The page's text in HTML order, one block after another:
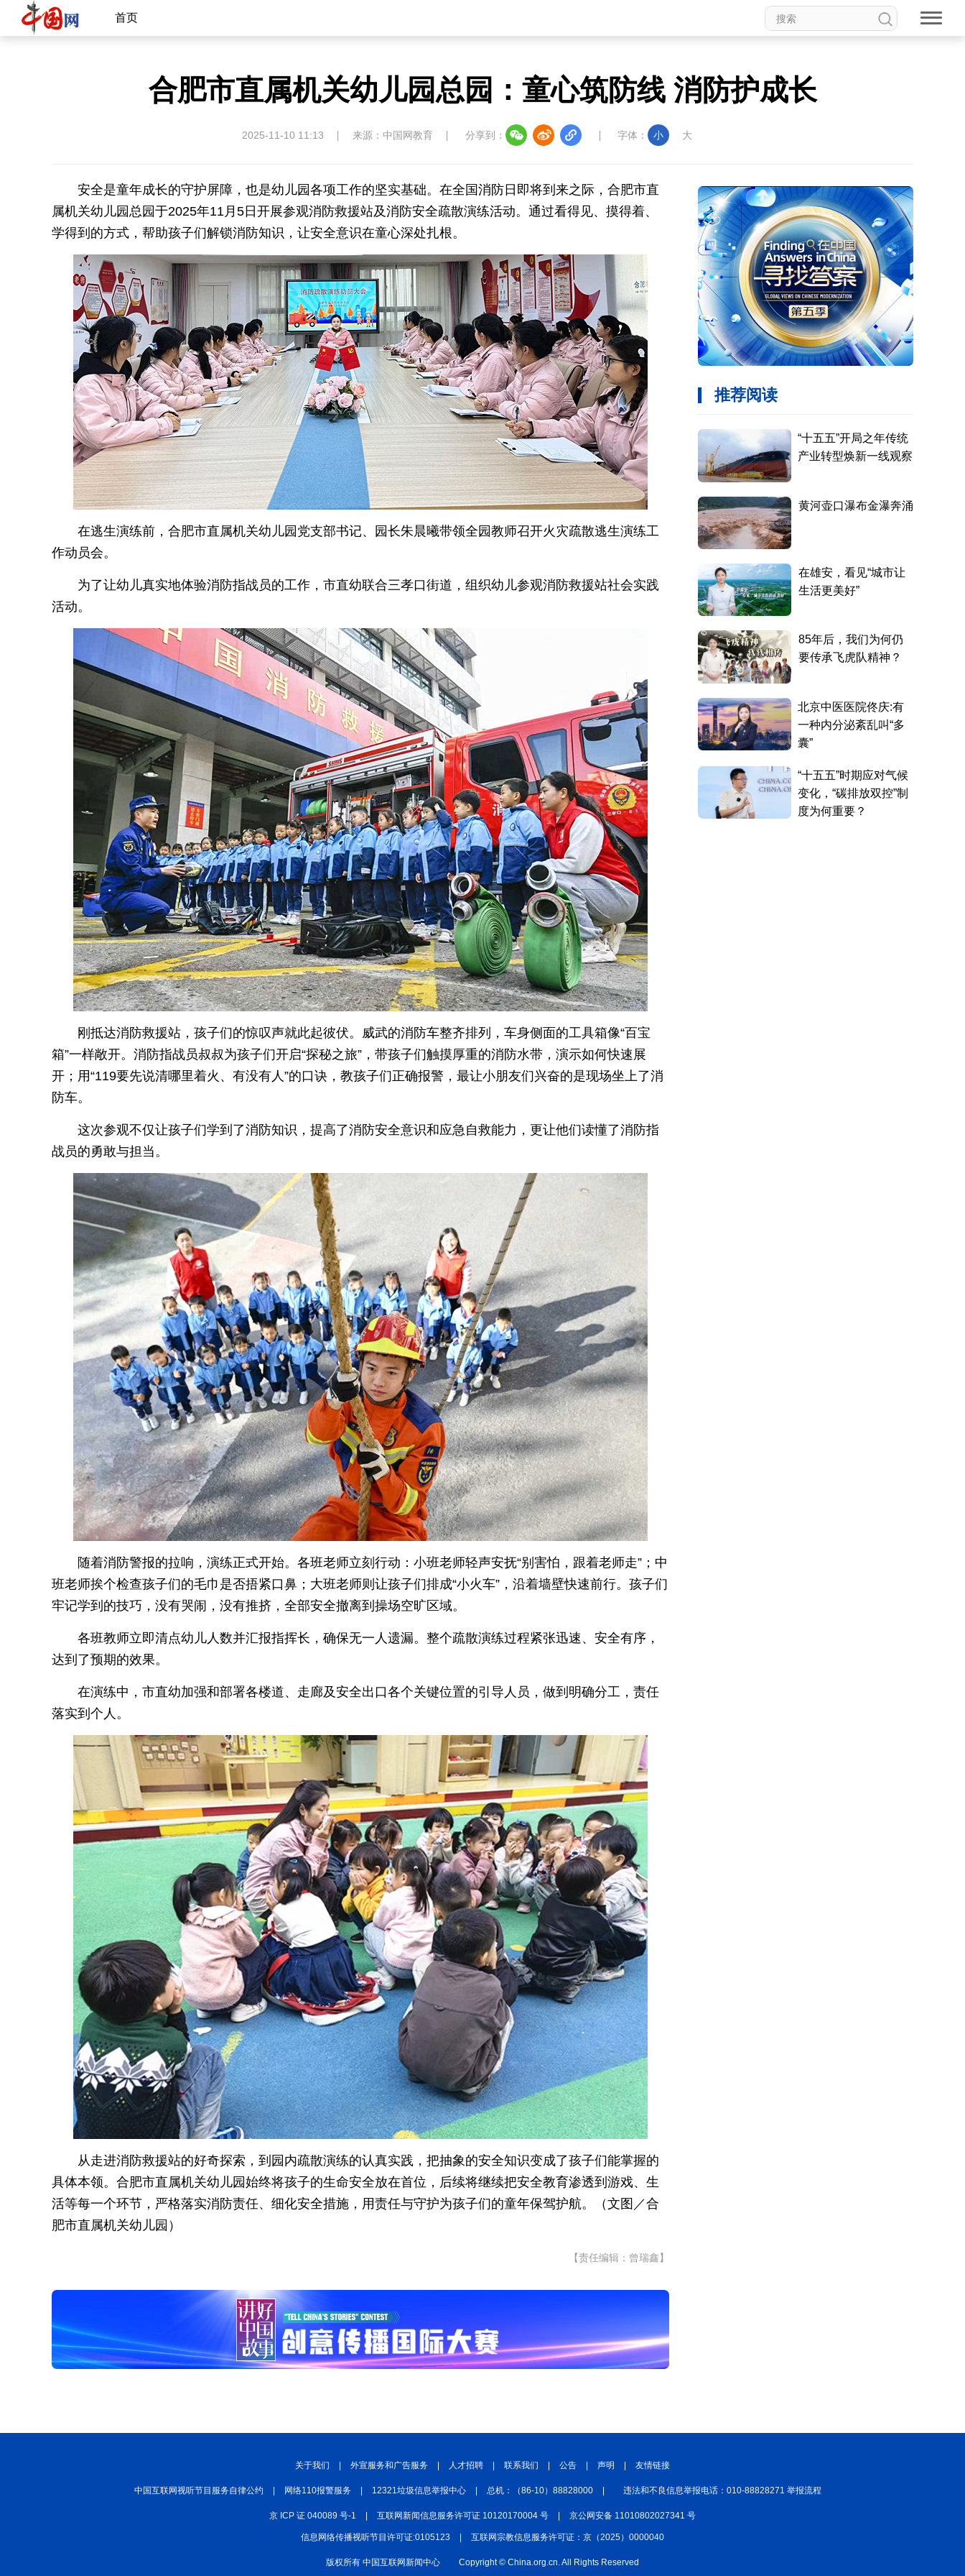
首页
合肥市直属机关幼儿园总园：童心筑防线 消防护成长
2025-11-10 11:13 来源：中国网教育 分享到： 字体： 小 大
安全是童年成长的守护屏障，也是幼儿园各项工作的坚实基础。在全国消防日即将到来之际，合肥市直
属机关幼儿园总园于2025年11月5日开展参观消防救援站及消防安全疏散演练活动。通过看得见、摸得着、
学得到的方式，帮助孩子们解锁消防知识，让安全意识在童心深处扎根。
在逃生演练前，合肥市直属机关幼儿园党支部书记、园长朱晨曦带领全园教师召开火灾疏散逃生演练工
作动员会。
为了让幼儿真实地体验消防指战员的工作，市直幼联合三孝口街道，组织幼儿参观消防救援站社会实践
活动。
刚抵达消防救援站，孩子们的惊叹声就此起彼伏。威武的消防车整齐排列，车身侧面的工具箱像“百宝
箱”一样敞开。消防指战员叔叔为孩子们开启“探秘之旅”，带孩子们触摸厚重的消防水带，演示如何快速展
开；用“119要先说清哪里着火、有没有人”的口诀，教孩子们正确报警，最让小朋友们兴奋的是现场坐上了消
防车。
这次参观不仅让孩子们学到了消防知识，提高了消防安全意识和应急自救能力，更让他们读懂了消防指
战员的勇敢与担当。
随着消防警报的拉响，演练正式开始。各班老师立刻行动：小班老师轻声安抚“别害怕，跟着老师走”；中
班老师挨个检查孩子们的毛巾是否捂紧口鼻；大班老师则让孩子们排成“小火车”，沿着墙壁快速前行。孩子们
牢记学到的技巧，没有哭闹，没有推挤，全部安全撤离到操场空旷区域。
各班教师立即清点幼儿人数并汇报指挥长，确保无一人遗漏。整个疏散演练过程紧张迅速、安全有序，
达到了预期的效果。
在演练中，市直幼加强和部署各楼道、走廊及安全出口各个关键位置的引导人员，做到明确分工，责任
落实到个人。
从走进消防救援站的好奇探索，到园内疏散演练的认真实践，把抽象的安全知识变成了孩子们能掌握的
具体本领。合肥市直属机关幼儿园始终将孩子的生命安全放在首位，后续将继续把安全教育渗透到游戏、生
活等每一个环节，严格落实消防责任、细化安全措施，用责任与守护为孩子们的童年保驾护航。（文图／合
肥市直属机关幼儿园）
【责任编辑：曾瑞鑫】
关于我们 外宣服务和广告服务 人才招聘 联系我们 公告 声明 友情链接
中国互联网视听节目服务自律公约 网络110报警服务 12321垃圾信息举报中心 总机：（86-10）88828000 违法和不良信息举报电话：010-88828271 举报流程
京 ICP 证 040089 号-1 互联网新闻信息服务许可证 10120170004 号 京公网安备 11010802027341 号
信息网络传播视听节目许可证:0105123 互联网宗教信息服务许可证：京（2025）0000040
版权所有 中国互联网新闻中心 Copyright © China.org.cn. All Rights Reserved